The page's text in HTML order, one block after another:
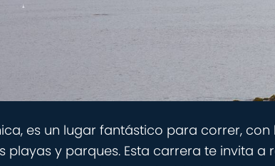
es un lugar fantástico para correr,
y parques. Esta carrera te invita